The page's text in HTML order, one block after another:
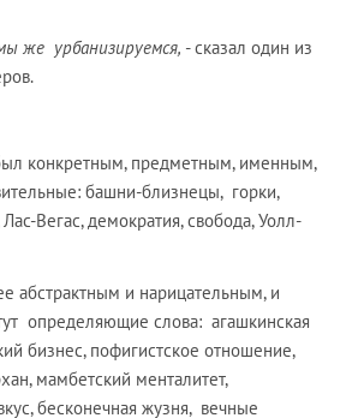
же урбанизируемся, - сказал один из
конкретным, предметным, именным,
башни-близнецы, горки,
Вегас, демократия, свобода, Уолл-
абстрактным и нарицательным, и
определяющие слова: агашкинская
бизнес, пофигистское отношение,
мамбетский менталитет,
бесконечная жузня, вечные